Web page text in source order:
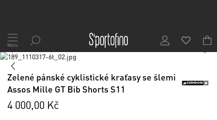
Přejít
na
obsah
Menu
Skip
the
end
the
images
1/7
Skip
the
beginning
the
Zelené pánské cyklistické kraťasy se šlemi
Assos Mille GT Bib Shorts S11
4 000,00 Kč